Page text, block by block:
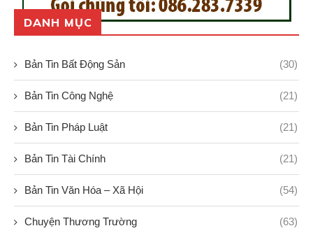
DANH MỤC
Bản Tin Bất Động Sản (30)
Bản Tin Công Nghệ (21)
Bản Tin Pháp Luật (21)
Bản Tin Tài Chính (21)
Bản Tin Văn Hóa – Xã Hội (54)
Chuyện Thương Trường (63)